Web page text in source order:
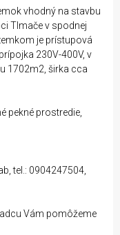
vhodný na stavbu
Tlmače v spodnej
je prístupová
230V-400V, v
1702m2, širka cca
pekné prostredie,
tel.: 0904247504,
Vám pomôžeme